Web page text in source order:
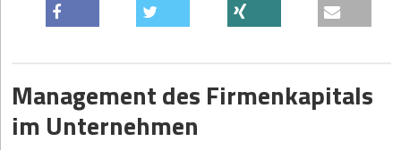
Management des Firmenkapitals
im Unternehmen